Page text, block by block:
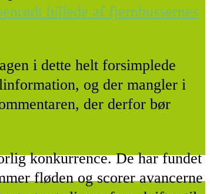
billede af fjernbussernes
i dette helt forsimplede
og der mangler i
der derfor bør
konkurrence. De har fundet
fløden og scorer avancerne